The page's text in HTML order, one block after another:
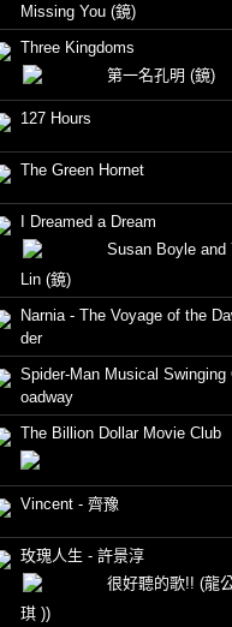
Missing You (鏡)
Three Kingdoms
第一名孔明 (鏡)
127 Hours
The Green Hornet
I Dreamed a Dream
Susan Boyle and
Lin (鏡)
Narnia - The Voyage of the
der
Spider-Man Musical Swinging
oadway
The Billion Dollar Movie Club
Vincent - 齊豫
玫瑰人生 - 許景淳
很好聽的歌!! (龍
琪 ))